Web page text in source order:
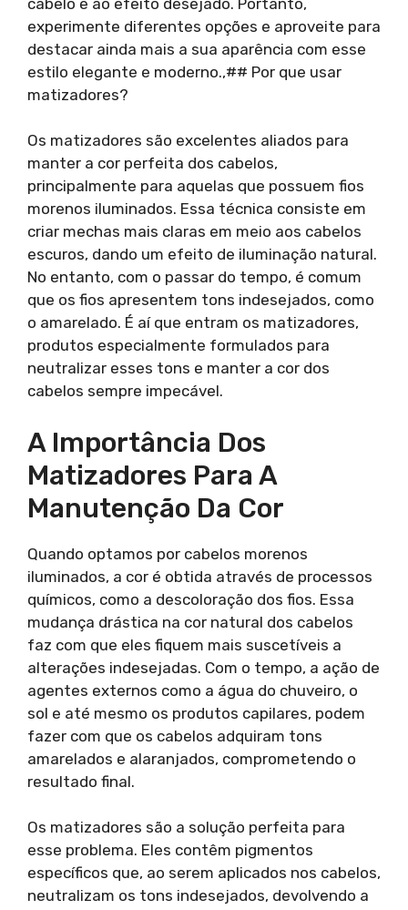
experimente diferentes opções e aproveite para
destacar ainda mais a sua aparência com esse
estilo elegante e moderno.,## Por que usar
matizadores?
Os matizadores são excelentes aliados para
manter a cor perfeita dos cabelos,
principalmente para aquelas que possuem fios
morenos iluminados. Essa técnica consiste em
criar mechas mais claras em meio aos cabelos
escuros, dando um efeito de iluminação natural.
No entanto, com o passar do tempo, é comum
que os fios apresentem tons indesejados, como
o amarelado. É aí que entram os matizadores,
produtos especialmente formulados para
neutralizar esses tons e manter a cor dos
cabelos sempre impecável.
A Importância Dos
Matizadores Para A
Manutenção Da Cor
Quando optamos por cabelos morenos
iluminados, a cor é obtida através de processos
químicos, como a descoloração dos fios. Essa
mudança drástica na cor natural dos cabelos
faz com que eles fiquem mais suscetíveis a
alterações indesejadas. Com o tempo, a ação de
agentes externos como a água do chuveiro, o
sol e até mesmo os produtos capilares, podem
fazer com que os cabelos adquiram tons
amarelados e alaranjados, comprometendo o
resultado final.
Os matizadores são a solução perfeita para
esse problema. Eles contêm pigmentos
específicos que, ao serem aplicados nos cabelos,
neutralizam os tons indesejados, devolvendo a